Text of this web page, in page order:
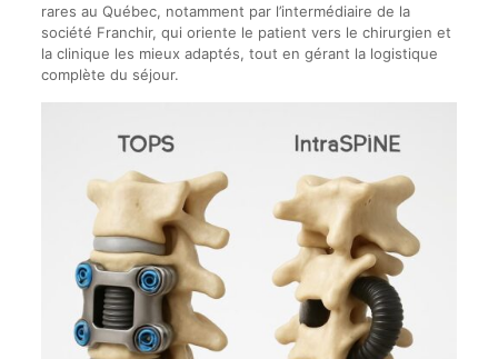
rares au Québec, notamment par l’intermédiaire de la
société Franchir, qui oriente le patient vers le chirurgien et
la clinique les mieux adaptés, tout en gérant la logistique
complète du séjour.